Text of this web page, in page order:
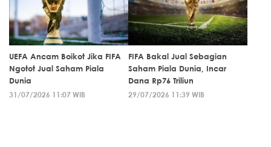
UEFA Ancam Boikot Jika FIFA
Ngotot Jual Saham Piala
Dunia
31/07/2026 11:07 WIB
FIFA Bakal Jual Sebagian
Saham Piala Dunia, Incar
Dana Rp76 Triliun
29/07/2026 11:39 WIB